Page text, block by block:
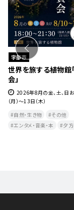
宇部市
世界を旅する植物館
会」
2026年8月の金、土、日
（月）～13日（木）
自然・生き物
その他
エンタメ・音楽・本
夕方